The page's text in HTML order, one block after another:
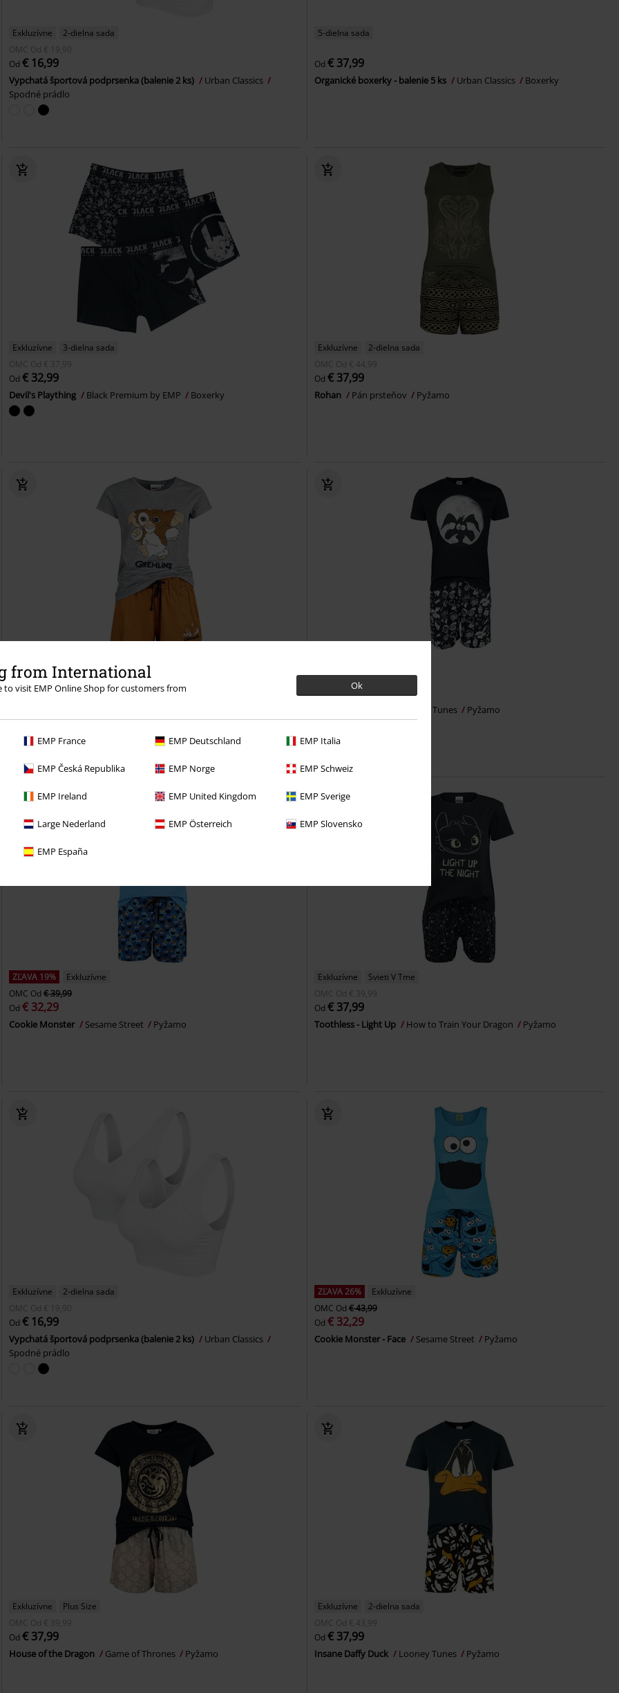
from International
to visit EMP Online Shop for customers from
Ok
EMP France EMP Deutschland EMP Italia
EMP Česká Republika EMP Norge EMP Schweiz
EMP Ireland EMP United Kingdom EMP Sverige
Large Nederland EMP Österreich EMP Slovensko
EMP España
Exkluzívne
2-dielna sada
OMC Od € 19,90
Od€ 16,99
Vypchatá športová podprsenka (balenie 2 ks)
Urban Classics
Spodné prádlo
5-dielna sada
Od € 37,99
Organické boxerky - balenie 5 ks Urban Classics Boxerky
Exkluzívne
3-dielna sada
OMC Od € 37,99
Od€ 32,99
Devil's Plaything Black Premium by EMP Boxerky
Exkluzívne
2-dielna sada
OMC Od € 44,99
Od € 37,99
Rohan Pán prsteňov Pyžamo
OMCOd€ 39,99
Od€ 30,99
OMCOd€ 39,99
Od€ 37,99
Looney Tunes Pyžamo
ZĽAVA 19%
Exkluzívne
OMC Od€ 39,99
Od€ 32,29
Cookie Monster Sesame Street Pyžamo
Exkluzívne
Svieti V Tme
OMC Od € 39,99
Od € 37,99
Toothless - Light Up How to Train Your Dragon Pyžamo
Exkluzívne
2-dielna sada
OMC Od € 19,90
Od€ 16,99
Vypchatá športová podprsenka (balenie 2 ks)
Urban Classics
Spodné prádlo
ZĽAVA 26%
Exkluzívne
OMC Od € 43,99
Od € 32,29
Cookie Monster - Face Sesame Street Pyžamo
Exkluzívne
Plus Size
OMC Od € 39,99
Od€ 37,99
House of the Dragon Game of Thrones Pyžamo
Exkluzívne
2-dielna sada
OMC Od € 43,99
Od € 37,99
Insane Daffy Duck Looney Tunes Pyžamo